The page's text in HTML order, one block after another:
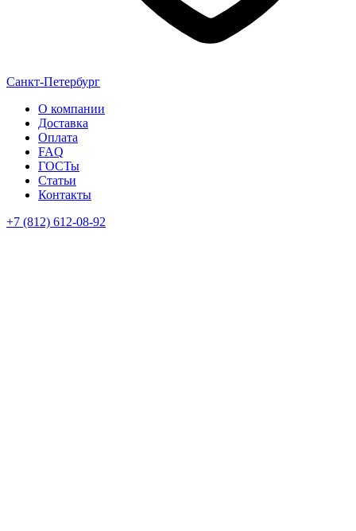
Санкт-Петербург
О компании
Доставка
Оплата
FAQ
ГОСТы
Статьи
Контакты
+7 (812) 612-08-92